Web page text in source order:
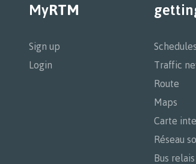
MyRTM
Sign up
Login
Schedules
Traffic
Route
Maps
Carte
Réseau
Bus